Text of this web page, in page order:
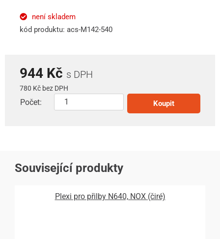
není skladem
kód produktu: acs-M142-540
944 Kč s DPH
780 Kč bez DPH
Počet: Koupit
Související produkty
Plexi pro přilby N640, NOX (čiré)